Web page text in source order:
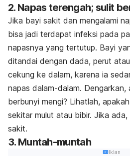
2. Napas terengah; sulit
Jika bayi sakit dan mengalami
bisa jadi terdapat infeksi pada
napasnya yang tertutup. Bayi
ditandai dengan dada, perut
cekung ke dalam, karena ia
napas dalam-dalam. Dengarkan,
berbunyi mengi? Lihatlah,
sekitar mulut atau bibir. Jika
sakit.
3. Muntah-muntah
Iklan